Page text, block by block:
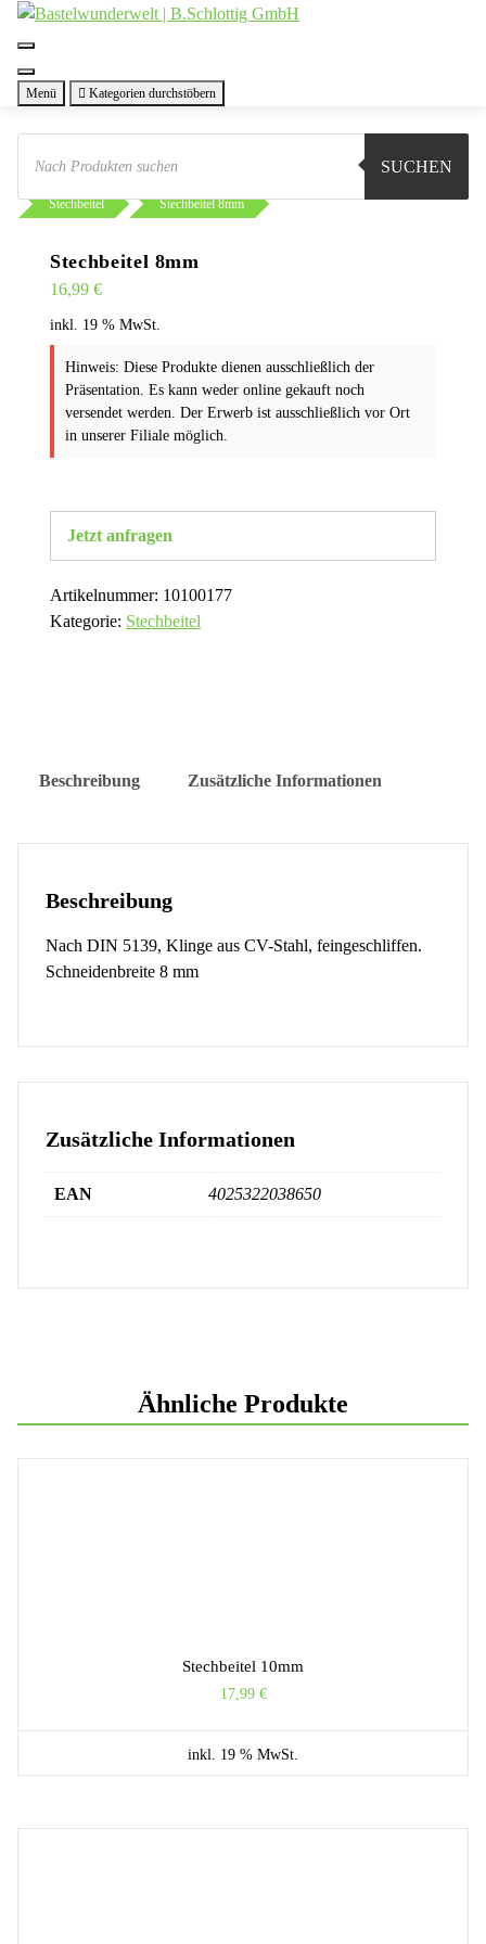
Zum
Menü Kategorien durchstöbern
Products
search
SUCHEN
Sie sind hier: Shop
Werkzeug
Stechbeitel
Stechbeitel 8mm
Stechbeitel 8mm
16,99 €
inkl. 19 % MwSt.
Hinweis: Diese Produkte dienen ausschließlich der
Präsentation. Es kann weder online gekauft noch
versendet werden. Der Erwerb ist ausschließlich vor Ort
in unserer Filiale möglich.
Jetzt anfragen
Artikelnummer: 10100177
Kategorie: Stechbeitel
Beschreibung Zusätzliche Informationen
Beschreibung
Nach DIN 5139, Klinge aus CV-Stahl, feingeschliffen.
Schneidenbreite 8 mm
Zusätzliche Informationen
EAN 4025322038650
Ähnliche Produkte
Stechbeitel 10mm
17,99 €
inkl. 19 % MwSt.